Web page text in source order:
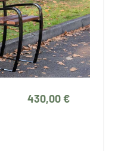
430,00 €